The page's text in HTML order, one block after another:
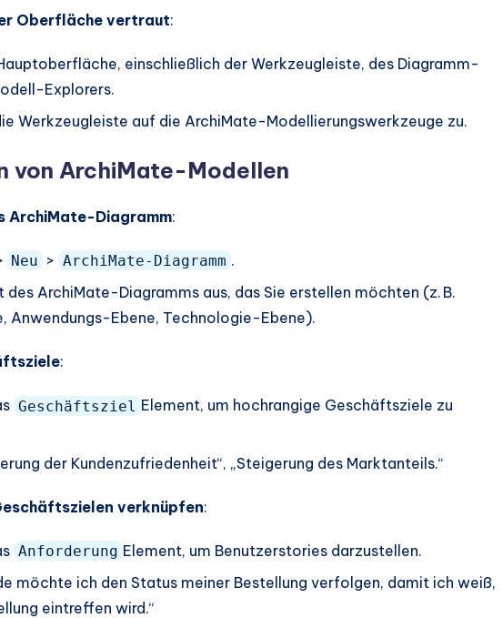
Oberfläche vertraut:
einschließlich der Werkzeugleiste, des Diagramm-
Explorers.
Werkzeugleiste auf die ArchiMate-Modellierungswerkzeuge zu.
von ArchiMate-Modellen
ArchiMate-Diagramm:
Neu > ArchiMate-Diagramm .
des ArchiMate-Diagramms aus, das Sie erstellen möchten (z. B.
Anwendungs-Ebene, Technologie-Ebene).
:
Geschäftsziel Element, um hochrangige Geschäftsziele zu
der Kundenzufriedenheit“, „Steigerung des Marktanteils.“
verknüpfen:
Anforderung Element, um Benutzerstories darzustellen.
möchte ich den Status meiner Bestellung verfolgen, damit ich weiß,
eintreffen wird.“